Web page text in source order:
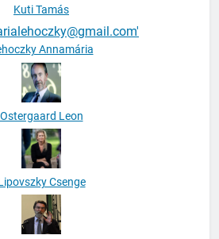
Kuti Tamás
Annamária
Ostergaard Leon
Csenge